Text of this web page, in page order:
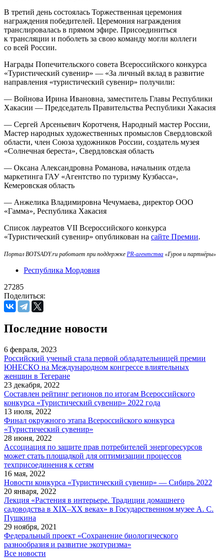
В третий день состоялась Торжественная церемония
награждения победителей. Церемония награждения
транслировалась в прямом эфире. Присоединиться
к трансляции и поболеть за свою команду могли коллеги
со всей России.
Награды Попечительского совета Всероссийского конкурса
«Туристический сувенир» — «За личный вклад в развитие
направления «туристический сувенир» получили:
— Войнова Ирина Ивановна, заместитель Главы Республики
Хакасии — Председатель Правительства Республики Хакасия
— Сергей Арсеньевич Коротченя, Народный мастер России,
Мастер народных художественных промыслов Свердловской
области, член Союза художников России, создатель музея
«Солнечная береста», Свердловская область
— Оксана Александровна Романова, начальник отдела
маркетинга ГАУ «Агентство по туризму Кузбасса»,
Кемеровская область
— Анжелика Владимировна Чечумаева, директор ООО
«Гамма», Республика Хакасия
Список лауреатов VII Всероссийского конкурса
«Туристический сувенир» опубликован на сайте Премии.
Портал BOTSADY.ru работает при поддержке PR-агентства «Гуров и партнёры»
Республика Мордовия
27285
Поделиться:
Последние новости
6 февраля, 2023
Российский ученый стала первой обладательницей премии
ЮНЕСКО на Международном конгрессе влиятельных
женщин в Тегеране
23 декабря, 2022
Составлен рейтинг регионов по итогам Всероссийского
конкурса «Туристический сувенир» 2022 года
13 июля, 2022
Финал окружного этапа Всероссийского конкурса
«Туристический сувенир»
28 июня, 2022
Ассоциация по защите прав потребителей энергоресурсов
может стать площадкой для оптимизации процессов
техприсоединения к сетям
16 мая, 2022
Новости конкурса «Туристический сувенир» — Сибирь 2022
20 января, 2022
Лекция «Растения в интерьере. Традиции домашнего
садоводства в XIX–XX веках» в Государственном музее А. С.
Пушкина
29 ноября, 2021
Федеральный проект «Сохранение биологического
разнообразия и развитие экотуризма»
Все новости